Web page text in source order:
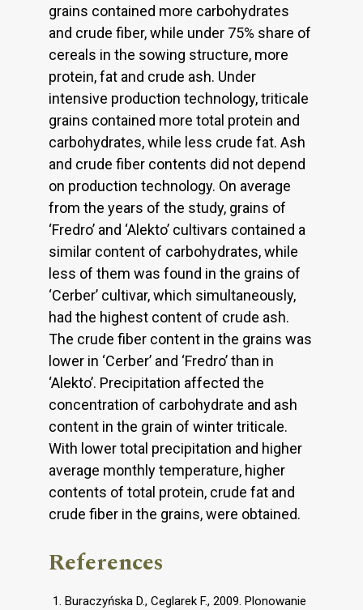
grains contained more carbohydrates
and crude fiber, while under 75% share of
cereals in the sowing structure, more
protein, fat and crude ash. Under
intensive production technology, triticale
grains contained more total protein and
carbohydrates, while less crude fat. Ash
and crude fiber contents did not depend
on production technology. On average
from the years of the study, grains of
‘Fredro’ and ‘Alekto’ cultivars contained a
similar content of carbohydrates, while
less of them was found in the grains of
‘Cerber’ cultivar, which simultaneously,
had the highest content of crude ash.
The crude fiber content in the grains was
lower in ‘Cerber’ and ‘Fredro’ than in
‘Alekto’. Precipitation affected the
concentration of carbohydrate and ash
content in the grain of winter triticale.
With lower total precipitation and higher
average monthly temperature, higher
contents of total protein, crude fat and
crude fiber in the grains, were obtained.
References
Buraczyńska D., Ceglarek F., 2009. Plonowanie